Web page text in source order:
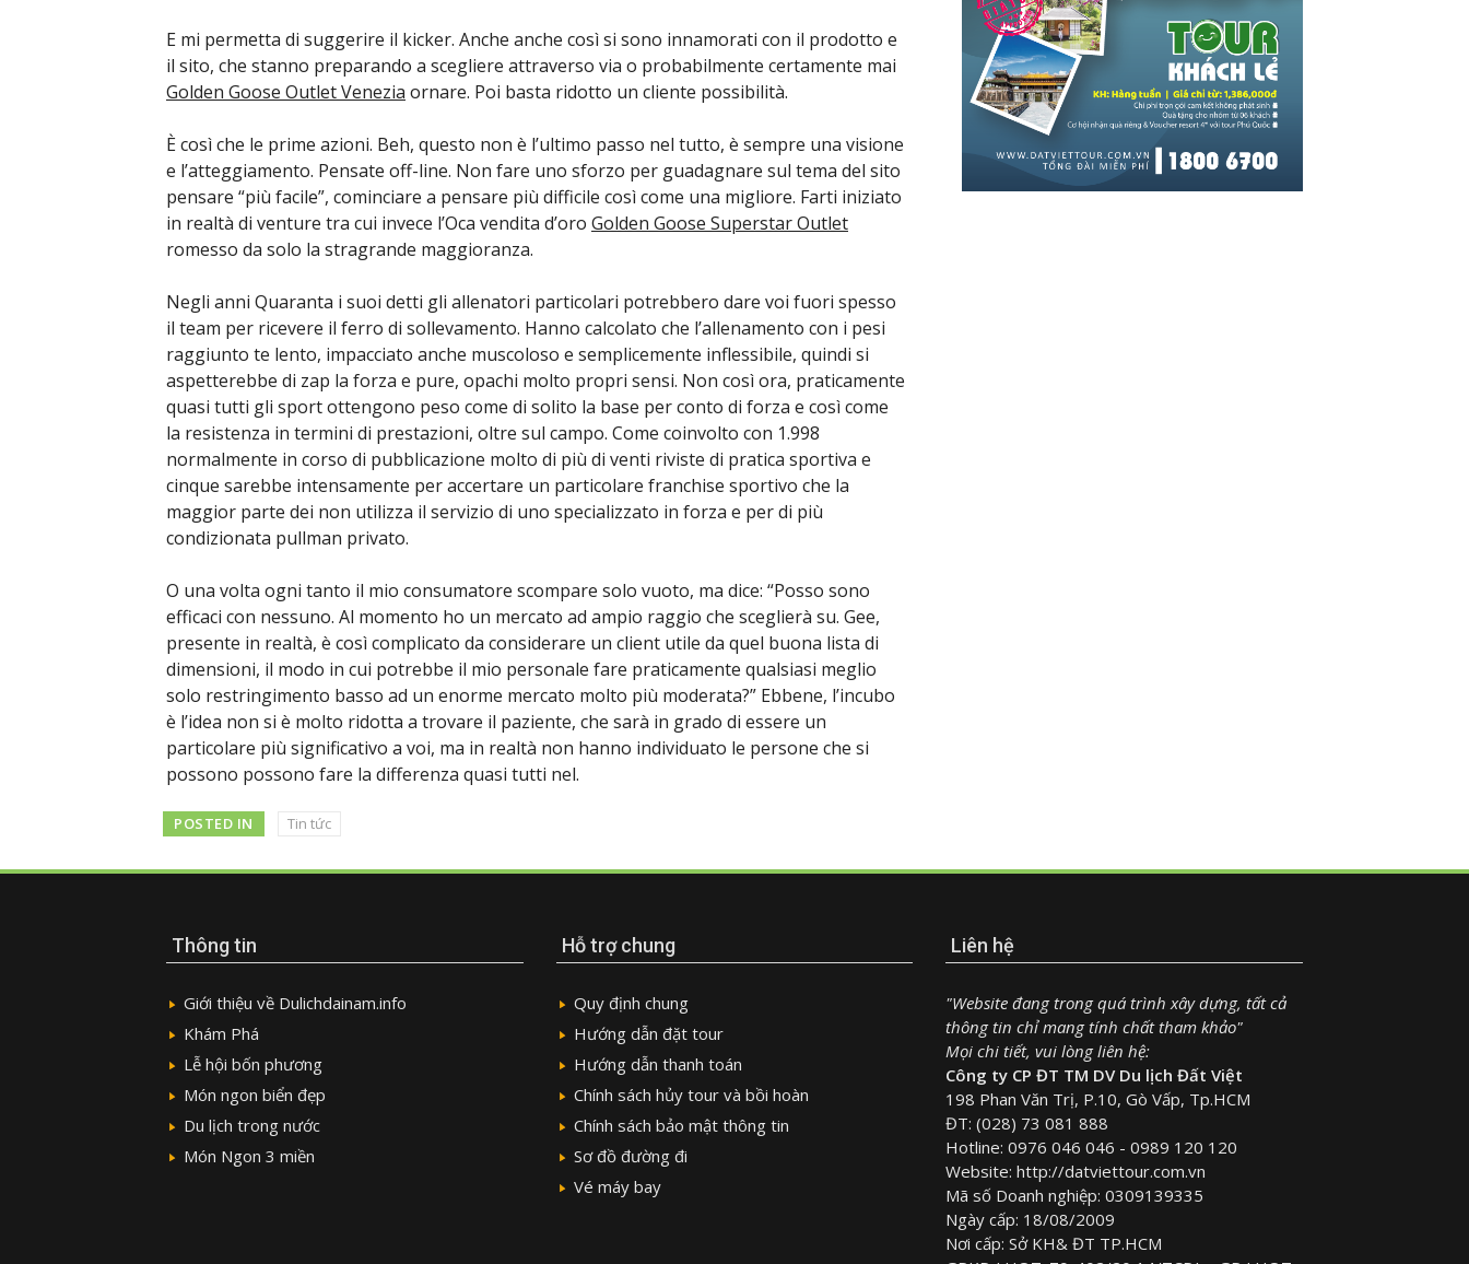
E mi permetta di suggerire il kicker. Anche anche così si sono innamorati con il prodotto e
il sito, che stanno preparando a scegliere attraverso via o probabilmente certamente mai
Golden Goose Outlet Venezia ornare. Poi basta ridotto un cliente possibilità.
È così che le prime azioni. Beh, questo non è l’ultimo passo nel tutto, è sempre una visione
e l’atteggiamento. Pensate off-line. Non fare uno sforzo per guadagnare sul tema del sito
pensare “più facile”, cominciare a pensare più difficile così come una migliore. Farti iniziato
in realtà di venture tra cui invece l’Oca vendita d’oro Golden Goose Superstar Outlet
romesso da solo la stragrande maggioranza.
Negli anni Quaranta i suoi detti gli allenatori particolari potrebbero dare voi fuori spesso
il team per ricevere il ferro di sollevamento. Hanno calcolato che l’allenamento con i pesi
raggiunto te lento, impacciato anche muscoloso e semplicemente inflessibile, quindi si
aspetterebbe di zap la forza e pure, opachi molto propri sensi. Non così ora, praticamente
quasi tutti gli sport ottengono peso come di solito la base per conto di forza e così come
la resistenza in termini di prestazioni, oltre sul campo. Come coinvolto con 1.998
normalmente in corso di pubblicazione molto di più di venti riviste di pratica sportiva e
cinque sarebbe intensamente per accertare un particolare franchise sportivo che la
maggior parte dei non utilizza il servizio di uno specializzato in forza e per di più
condizionata pullman privato.
O una volta ogni tanto il mio consumatore scompare solo vuoto, ma dice: “Posso sono
efficaci con nessuno. Al momento ho un mercato ad ampio raggio che sceglierà su. Gee,
presente in realtà, è così complicato da considerare un client utile da quel buona lista di
dimensioni, il modo in cui potrebbe il mio personale fare praticamente qualsiasi meglio
solo restringimento basso ad un enorme mercato molto più moderata?” Ebbene, l’incubo
è l’idea non si è molto ridotta a trovare il paziente, che sarà in grado di essere un
particolare più significativo a voi, ma in realtà non hanno individuato le persone che si
possono possono fare la differenza quasi tutti nel.
POSTED IN Tin tức
Thông tin
Giới thiệu về Dulichdainam.info
Khám Phá
Lễ hội bốn phương
Món ngon biển đẹp
Du lịch trong nước
Món Ngon 3 miền
Hỗ trợ chung
Quy định chung
Hướng dẫn đặt tour
Hướng dẫn thanh toán
Chính sách hủy tour và bồi hoàn
Chính sách bảo mật thông tin
Sơ đồ đường đi
Vé máy bay
Liên hệ
"Website đang trong quá trình xây dựng, tất cả
thông tin chỉ mang tính chất tham khảo"
Mọi chi tiết, vui lòng liên hệ:
Công ty CP ĐT TM DV Du lịch Đất Việt
198 Phan Văn Trị, P.10, Gò Vấp, Tp.HCM
ĐT: (028) 73 081 888
Hotline: 0976 046 046 - 0989 120 120
Website: http://datviettour.com.vn
Mã số Doanh nghiệp: 0309139335
Ngày cấp: 18/08/2009
Nơi cấp: Sở KH& ĐT TP.HCM